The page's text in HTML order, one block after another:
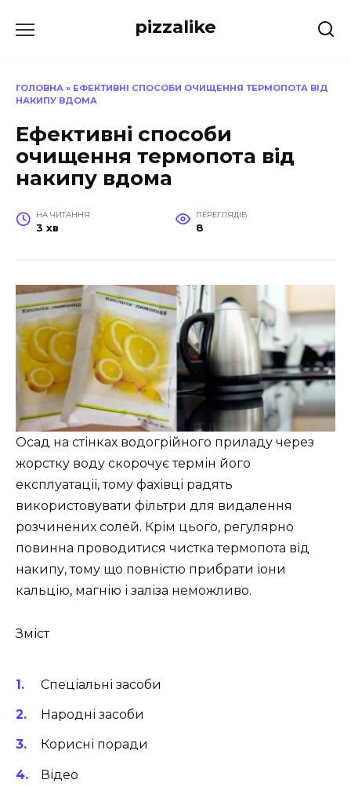
до
pizzalike
ГОЛОВНА » ЕФЕКТИВНІ СПОСОБИ ОЧИЩЕННЯ ТЕРМОПОТА ВІД
НАКИПУ ВДОМА
Ефективні способи
очищення термопота від
накипу вдома
НА ЧИТАННЯ
3 хв
ПЕРЕГЛЯДІВ
8
Осад на стінках водогрійного приладу через
жорстку воду скорочує термін його
експлуатації, тому фахівці радять
використовувати фільтри для видалення
розчинених солей. Крім цього, регулярно
повинна проводитися чистка термопота від
накипу, тому що повністю прибрати іони
кальцію, магнію і заліза неможливо.
Зміст
Спеціальні засоби
Народні засоби
Корисні поради
Відео